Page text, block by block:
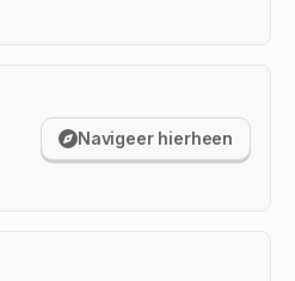
Navigeer hierheen